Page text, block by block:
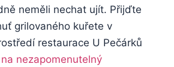
neměli nechat ujít. ⁤Přijďte
grilovaného kuřete v
restaurace U ‍Pečárků
nezapomenutelný